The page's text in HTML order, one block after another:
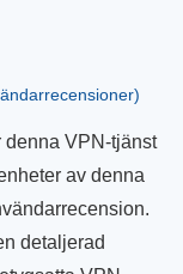
denna VPN-tjänst
av denna
detaljerad